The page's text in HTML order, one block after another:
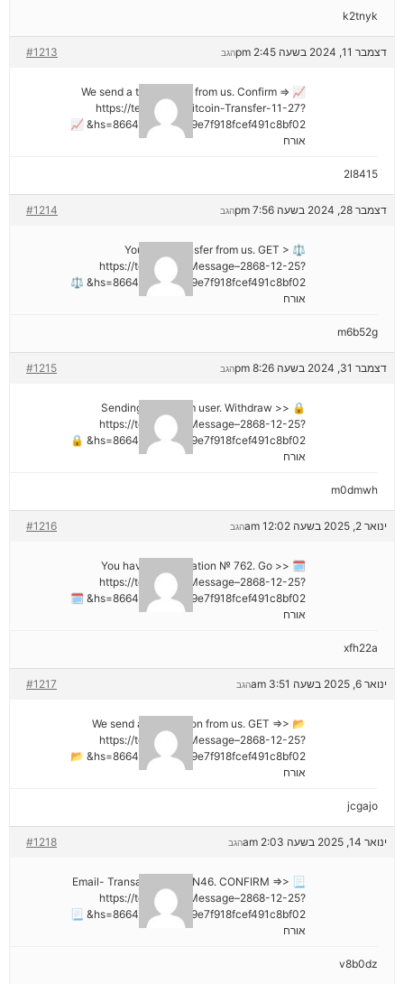
k2tnyk
דצמבר 11, 2024 בשעה 2:45 pm #1213 הגב
📈 We send a transaction from us. Confirm =>
https://telegra.ph/Bitcoin-Transfer-11-27?
hs=8664c520642b9e7f918fcef491c8bf02& 📈
אורח
2l8415
דצמבר 28, 2024 בשעה 7:56 pm #1214 הגב
⚖ You got a transfer from us. GET >
https://telegra.ph/Message–2868-12-25?
hs=8664c520642b9e7f918fcef491c8bf02& ⚖
אורח
m6b52g
דצמבר 31, 2024 בשעה 8:26 pm #1215 הגב
🔒 Sending a gift from user. Withdrаw >>
https://telegra.ph/Message–2868-12-25?
hs=8664c520642b9e7f918fcef491c8bf02& 🔒
אורח
m0dmwh
ינואר 2, 2025 בשעה 12:02 am #1216 הגב
🗓 You have a notification № 762. Go >>
https://telegra.ph/Message–2868-12-25?
hs=8664c520642b9e7f918fcef491c8bf02& 🗓
אורח
xfh22a
ינואר 6, 2025 בשעה 3:51 am #1217 הגב
📂 We send a transaction from us. GET =>>
https://telegra.ph/Message–2868-12-25?
hs=8664c520642b9e7f918fcef491c8bf02& 📂
אורח
jcgajo
ינואר 14, 2025 בשעה 2:03 am #1218 הגב
📃 Email- Transaction NoGN46. CONFIRM =>>
https://telegra.ph/Message–2868-12-25?
hs=8664c520642b9e7f918fcef491c8bf02& 📃
אורח
v8b0dz